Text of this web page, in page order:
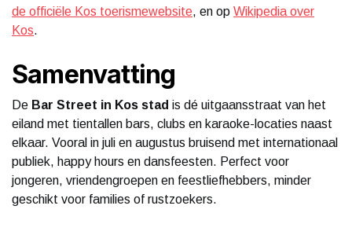
de officiële Kos toerismewebsite, en op Wikipedia over
Kos.
Samenvatting
De Bar Street in Kos stad is dé uitgaansstraat van het
eiland met tientallen bars, clubs en karaoke-locaties naast
elkaar. Vooral in juli en augustus bruisend met internationaal
publiek, happy hours en dansfeesten. Perfect voor
jongeren, vriendengroepen en feestliefhebbers, minder
geschikt voor families of rustzoekers.